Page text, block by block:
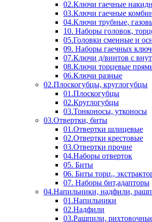
02.Ключи гаечные
03.Ключи гаечные
04.Ключи трубные,
10. Наборы головок,
05.Головки сменные и
09. Наборы гаечных
07.Ключи д/винтов с
08.Ключи торцевые
06.Ключи разные
02.Плоскогубцы, круглогубцы
01.Плоскогубцы
02.Круглогубцы
03.Тонконосы, утконосы
03.Отвертки, биты
01.Отвертки шлицевые
02.Отвертки крестовые
03.Отвертки прочие
04.Наборы отверток
05. Биты
06. Биты торц.,
07. Наборы бит,адапторы
04.Напильники, надфили,
01.Напильники
02.Надфили
03.Рашпили,